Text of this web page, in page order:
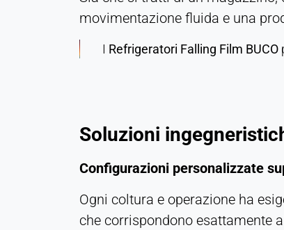
movimentazione fluida e una
I Refrigeratori Falling Film BUCO
Soluzioni
Configurazioni personalizzate
Ogni coltura e operazione ha
che corrispondono esattamente
Sessione - 1 anno
dati tecnici possono essere trasferiti al fornitore.
Vimeo
Name:
vuid, player